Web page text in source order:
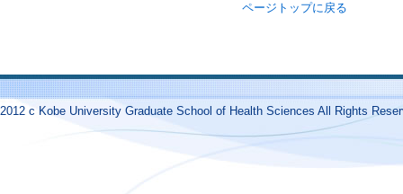
ページトップに戻る
2012 c Kobe University Graduate School of Health Sciences All Rights